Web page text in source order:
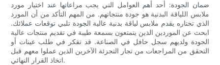
ضمان الجودة: أحد أهم العوامل التي يجب مراعاتها عند اختيار مورد
ملابس اللياقة البدنية هو جودة منتجاتهم. من المهم التأكد من أن المورد
الذي تختاره يقدم ملابس لياقة بدنية عالية الجودة تلبي توقعات عملائك.
ابحث عن الموردين الذين يتمتعون بسمعة طيبة في تقديم منتجات عالية
الجودة ولديهم سجل حافل في الصناعة. قد تفكر في طلب عينات أو
التحقق من المراجعات من تجار التجزئة الآخرين الذين عملوا معهم قبل
اتخاذ القرار النهائي.